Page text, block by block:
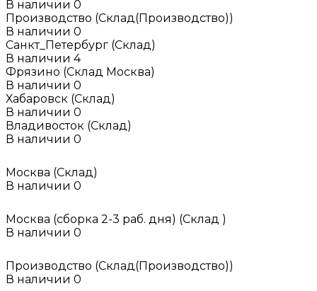
В наличии 0
Производство (Склад(Производство))
В наличии 0
Санкт_Петербург (Склад)
В наличии 4
Фрязино (Склад Москва)
В наличии 0
Хабаровск (Склад)
В наличии 0
Владивосток (Склад)
В наличии 0
Москва (Склад)
В наличии 0
Москва (сборка 2-3 раб. дня) (Склад )
В наличии 0
Производство (Склад(Производство))
В наличии 0